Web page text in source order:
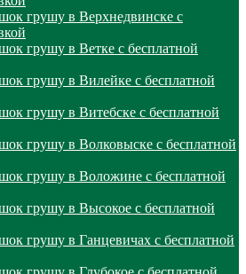
грушу в Верхнедвинске с
грушу в Ветке с бесплатной
грушу в Вилейке с бесплатной
грушу в Витебске с бесплатной
грушу в Волковыске с бесплатной
грушу в Воложине с бесплатной
грушу в Высокое с бесплатной
грушу в Ганцевичах с бесплатной